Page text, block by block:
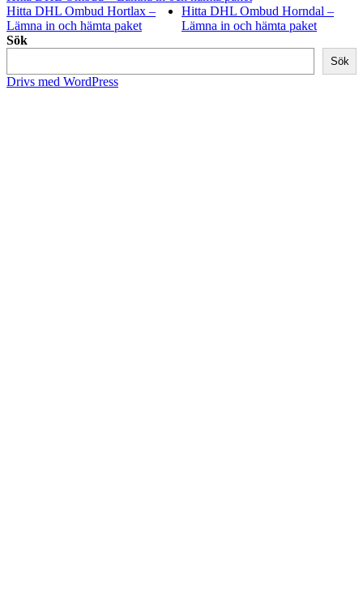
Hitta DHL Ombud Hortlax –
Lämna in och hämta paket
Hitta DHL Ombud Horndal –
Lämna in och hämta paket
Sök
Sök
Drivs med WordPress